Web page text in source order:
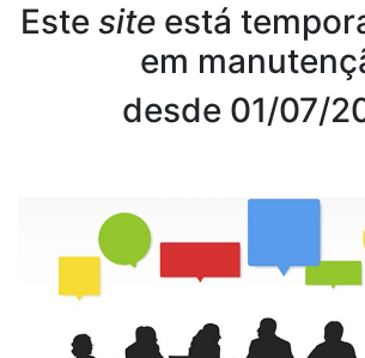
Este site está
em
desde 01/07/